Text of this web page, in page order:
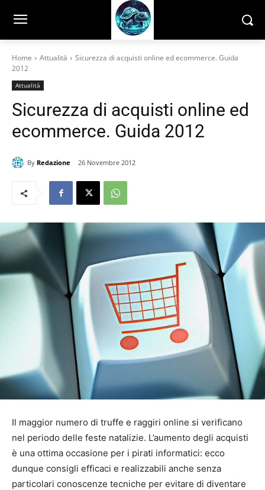
Home Attualità
Sicurezza di acquisti online ed ecommerce. Guida
2012
Attualità
Sicurezza di acquisti online ed
ecommerce. Guida 2012
By Redazione 26 Novembre 2012
Il maggior numero di truffe e raggiri online si verificano
nel periodo delle feste natalizie. L’aumento degli acquisti
è una ottima occasione per i pirati informatici: ecco
dunque consigli efficaci e realizzabili anche senza
particolari conoscenze tecniche per evitare di diventare